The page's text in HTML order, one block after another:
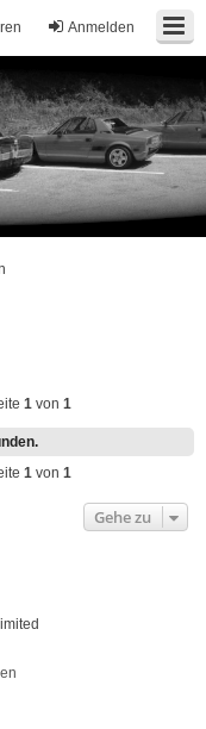
Anmelden
1von 1
1von 1
Gehe zu